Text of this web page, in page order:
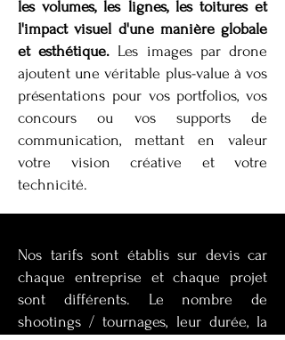
les volumes, les lignes, les toitures et
l'impact visuel d'une manière globale
et esthétique. Les images par drone
ajoutent une véritable plus-value à vos
présentations pour vos portfolios, vos
concours ou vos supports de
communication, mettant en valeur
votre vision créative et votre
technicité.
Nos tarifs sont établis sur devis car
chaque entreprise et chaque projet
sont différents. Le nombre de
shootings / tournages, leur durée, la